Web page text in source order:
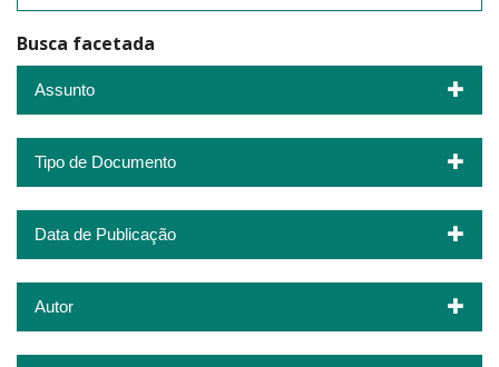
Busca facetada
Assunto
Tipo de Documento
Data de Publicação
Autor